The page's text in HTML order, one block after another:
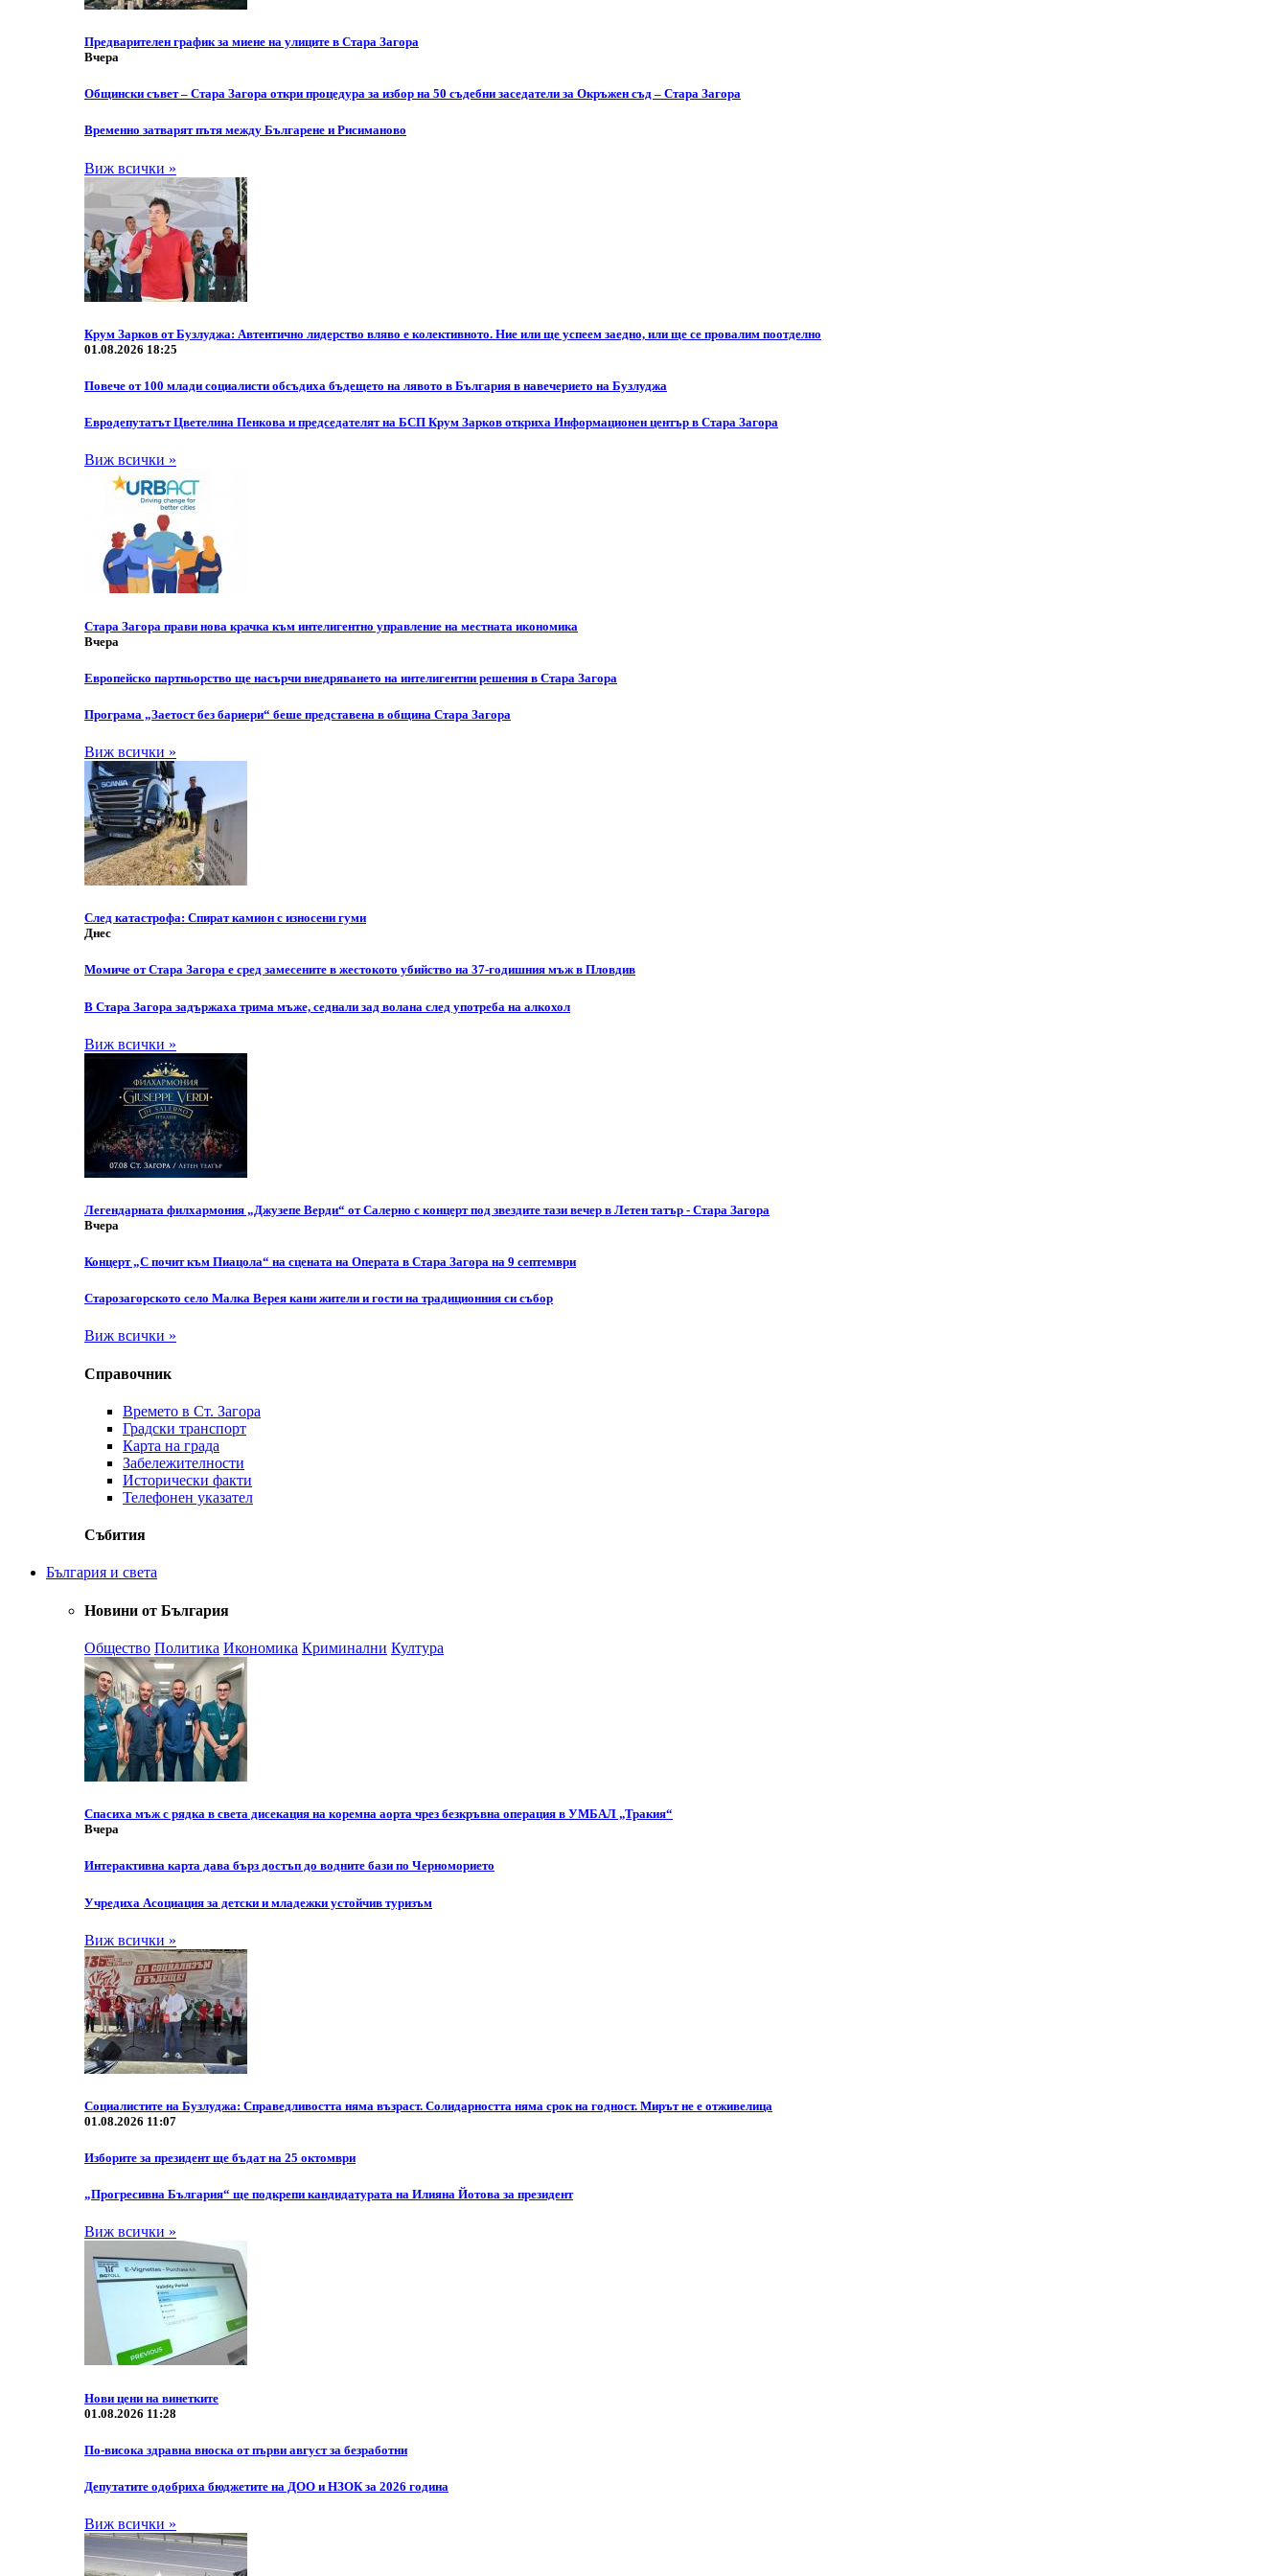
Предварителен график за миене на улиците в Стара Загора
Вчера
Общински съвет – Стара Загора откри процедура за избор на 50 съдебни заседатели за Окръжен съд – Стара Загора
Временно затварят пътя между Българене и Рисиманово
Виж всички »
Крум Зарков от Бузлуджа: Автентично лидерство вляво е колективното. Ние или ще успеем заедно, или ще се провалим поотделно
01.08.2026 18:25
Повече от 100 млади социалисти обсъдиха бъдещето на лявото в България в навечерието на Бузлуджа
Eвродепутатът Цветелина Пенкова и председателят на БСП Крум Зарков откриха Информационен център в Стара Загора
Виж всички »
Стара Загора прави нова крачка към интелигентно управление на местната икономика
Вчера
Европейско партньорство ще насърчи внедряването на интелигентни решения в Стара Загора
Програма „Заетост без бариери“ беше представена в община Стара Загора
Виж всички »
След катастрофа: Спират камион с износени гуми
Днес
Момиче от Стара Загора е сред замесените в жестокото убийство на 37-годишния мъж в Пловдив
В Стара Загора задържаха трима мъже, седнали зад волана след употреба на алкохол
Виж всички »
Легендарната филхармония „Джузепе Верди“ от Салерно с концерт под звездите тази вечер в Летен татър - Стара Загора
Вчера
Концерт „С почит към Пиацола“ на сцената на Операта в Стара Загора на 9 септември
Старозагорското село Малка Верея кани жители и гости на традиционния си събор
Виж всички »
Справочник
Времето в Ст. Загора
Градски транспорт
Карта на града
Забележителности
Исторически факти
Телефонен указател
Събития
България и света
Новини от България
Общество Политика Икономика Криминални Култура
Спасиха мъж с рядка в света дисекация на коремна аорта чрез безкръвна операция в УМБАЛ „Тракия“
Вчера
Интерактивна карта дава бърз достъп до водните бази по Черноморието
Учредиха Асоциация за детски и младежки устойчив туризъм
Виж всички »
Социалистите на Бузлуджа: Справедливостта няма възраст. Солидарността няма срок на годност. Мирът не е отживелица
01.08.2026 11:07
Изборите за президент ще бъдат на 25 октомври
„Прогресивна България“ ще подкрепи кандидатурата на Илияна Йотова за президент
Виж всички »
Нови цени на винетките
01.08.2026 11:28
По-висока здравна вноска от първи август за безработни
Депутатите одобриха бюджетите на ДОО и НЗОК за 2026 година
Виж всички »